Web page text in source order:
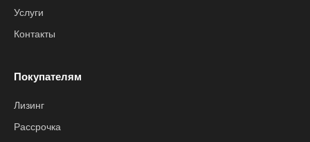
Услуги
Контакты
Покупателям
Лизинг
Рассрочка